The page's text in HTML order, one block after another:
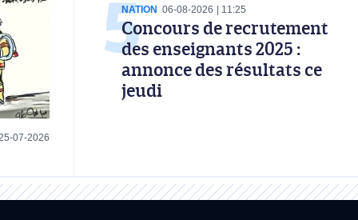
07-2026
NATION 06-08-2026 11:25
Concours de recrutement
des enseignants 2025 :
annonce des résultats ce
jeudi